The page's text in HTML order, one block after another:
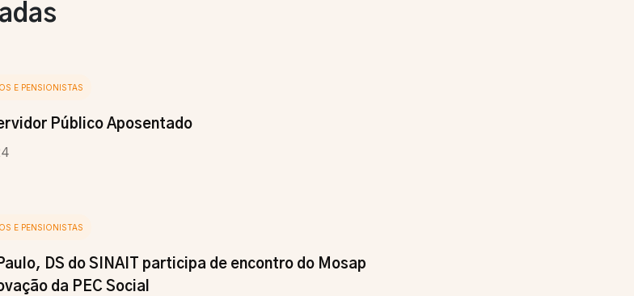
E PENSIONISTAS
Público Aposentado
E PENSIONISTAS
DS do SINAIT participa de encontro do Mosap
da PEC Social